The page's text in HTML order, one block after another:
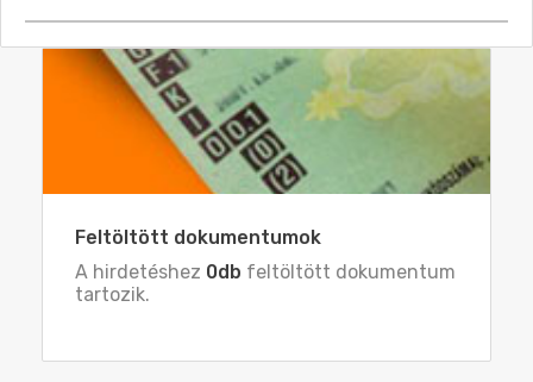
Feltöltött dokumentumok
A hirdetéshez 0db feltöltött dokumentum
tartozik.